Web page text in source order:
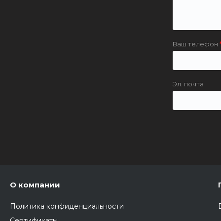
Ваш телефон
Эл. почта
О компании
Политика конфиденциальности